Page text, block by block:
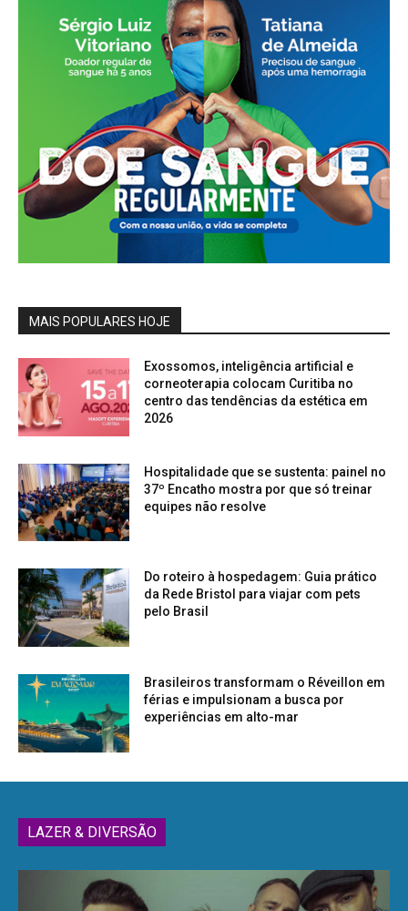
MAIS POPULARES HOJE
Exossomos, inteligência artificial e
corneoterapia colocam Curitiba no
centro das tendências da estética em
2026
Hospitalidade que se sustenta: painel no
37º Encatho mostra por que só treinar
equipes não resolve
Do roteiro à hospedagem: Guia prático
da Rede Bristol para viajar com pets
pelo Brasil
Brasileiros transformam o Réveillon em
férias e impulsionam a busca por
experiências em alto-mar
LAZER & DIVERSÃO